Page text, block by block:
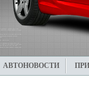
АВТОНОВОСТИ